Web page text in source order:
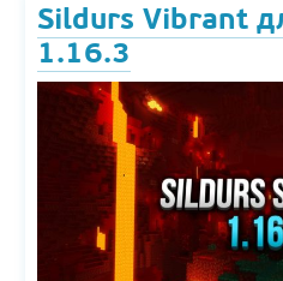
Sildurs Vibrant
1.16.3